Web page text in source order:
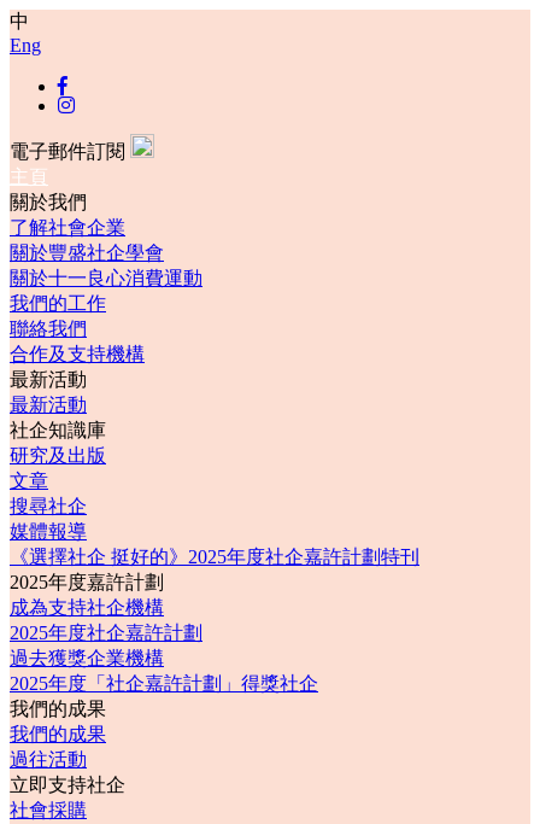
中
Eng
電子郵件訂閱
主頁
關於我們
了解社會企業
關於豐盛社企學會
關於十一良心消費運動
我們的工作
聯絡我們
合作及支持機構
最新活動
最新活動
社企知識庫
研究及出版
文章
搜尋社企
媒體報導
《選擇社企 挺好的》2025年度社企嘉許計劃特刊
2025年度嘉許計劃
成為支持社企機構
2025年度社企嘉許計劃
過去獲獎企業機構
2025年度「社企嘉許計劃」得獎社企
我們的成果
我們的成果
過往活動
立即支持社企
社會採購